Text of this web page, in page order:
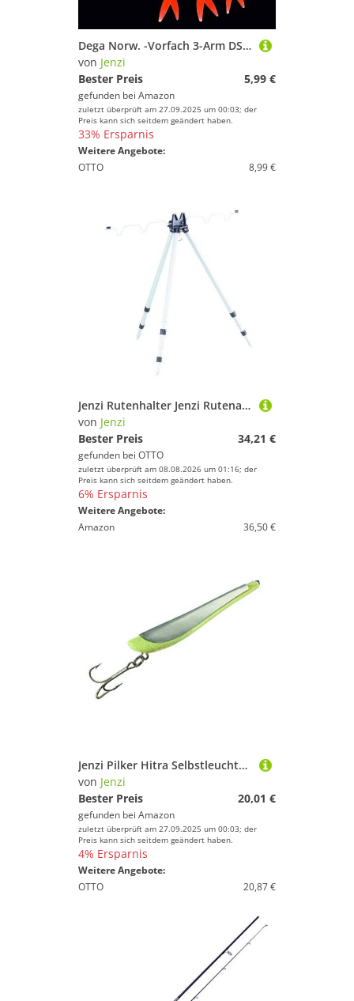
Dega Norw. -Vorfach 3-Arm DS-Blue/rd
von Jenzi
Bester Preis
5,99 €
gefunden bei Amazon
zuletzt überprüft am 27.09.2025 um 00:03; der
Preis kann sich seitdem geändert haben.
33% Ersparnis
Weitere Angebote:
OTTO
8,99 €
Jenzi Rutenhalter Jenzi Rutenauflage Triangle Rutenhalter
von Jenzi
Bester Preis
34,21 €
gefunden bei OTTO
zuletzt überprüft am 08.08.2026 um 01:16; der
Preis kann sich seitdem geändert haben.
6% Ersparnis
Weitere Angebote:
Amazon
36,50 €
Jenzi Pilker Hitra Selbstleuchtend Silber 300g
von Jenzi
Bester Preis
20,01 €
gefunden bei Amazon
zuletzt überprüft am 27.09.2025 um 00:03; der
Preis kann sich seitdem geändert haben.
4% Ersparnis
Weitere Angebote:
OTTO
20,87 €